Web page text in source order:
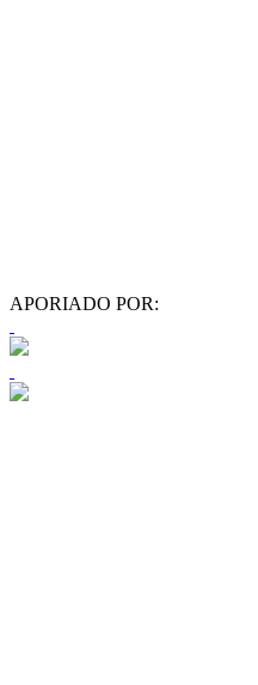
APORIADO POR: